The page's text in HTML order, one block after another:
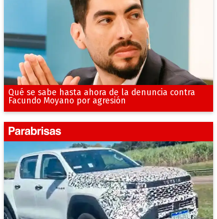
Qué se sabe hasta ahora de la denuncia contra
Facundo Moyano por agresión